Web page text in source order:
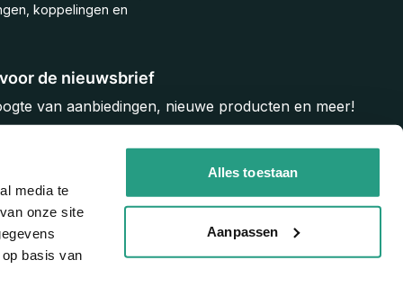
media te
onze site
basis van
Alles toestaan
Aanpassen
de nieuwsbrief
van aanbiedingen, nieuwe producten en meer!
koppelingen en